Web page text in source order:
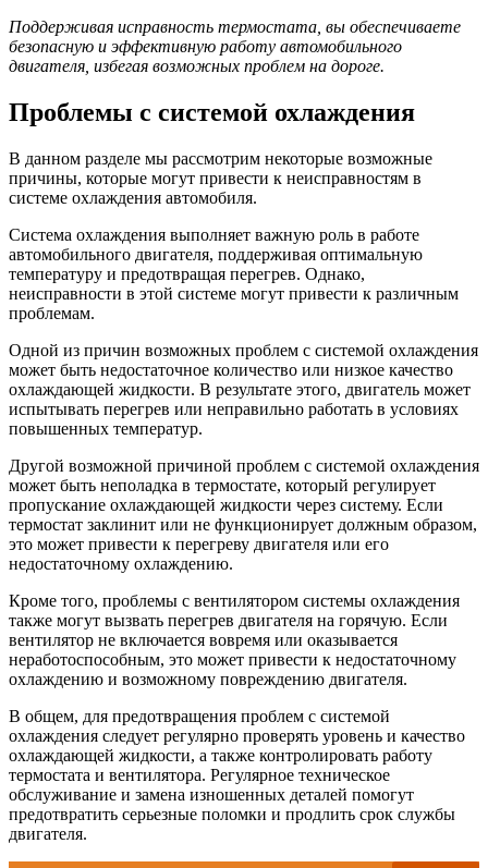
Поддерживая исправность термостата, вы обеспечиваете
безопасную и эффективную работу автомобильного
двигателя, избегая возможных проблем на дороге.
Проблемы с системой охлаждения
В данном разделе мы рассмотрим некоторые возможные
причины, которые могут привести к неисправностям в
системе охлаждения автомобиля.
Система охлаждения выполняет важную роль в работе
автомобильного двигателя, поддерживая оптимальную
температуру и предотвращая перегрев. Однако,
неисправности в этой системе могут привести к различным
проблемам.
Одной из причин возможных проблем с системой охлаждения
может быть недостаточное количество или низкое качество
охлаждающей жидкости. В результате этого, двигатель может
испытывать перегрев или неправильно работать в условиях
повышенных температур.
Другой возможной причиной проблем с системой охлаждения
может быть неполадка в термостате, который регулирует
пропускание охлаждающей жидкости через систему. Если
термостат заклинит или не функционирует должным образом,
это может привести к перегреву двигателя или его
недостаточному охлаждению.
Кроме того, проблемы с вентилятором системы охлаждения
также могут вызвать перегрев двигателя на горячую. Если
вентилятор не включается вовремя или оказывается
неработоспособным, это может привести к недостаточному
охлаждению и возможному повреждению двигателя.
В общем, для предотвращения проблем с системой
охлаждения следует регулярно проверять уровень и качество
охлаждающей жидкости, а также контролировать работу
термостата и вентилятора. Регулярное техническое
обслуживание и замена изношенных деталей помогут
предотвратить серьезные поломки и продлить срок службы
двигателя.